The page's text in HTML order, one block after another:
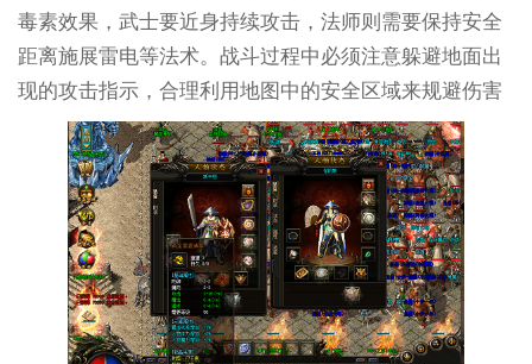
毒素效果，武士要近身持续攻击，法师则需要保持安全
距离施展雷电等法术。战斗过程中必须注意躲避地面出
现的攻击指示，合理利用地图中的安全区域来规避伤害